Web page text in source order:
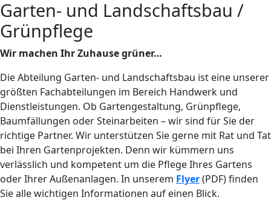
Garten- und Landschaftsbau /
Grünpflege
Wir machen Ihr Zuhause grüner…
Die Abteilung Garten- und Landschaftsbau ist eine unserer
größten Fachabteilungen im Bereich Handwerk und
Dienstleistungen. Ob Gartengestaltung, Grünpflege,
Baumfällungen oder Steinarbeiten – wir sind für Sie der
richtige Partner. Wir unterstützen Sie gerne mit Rat und Tat
bei Ihren Gartenprojekten. Denn wir kümmern uns
verlässlich und kompetent um die Pflege Ihres Gartens
oder Ihrer Außenanlagen. In unserem Flyer(PDF) finden
Sie alle wichtigen Informationen auf einen Blick.